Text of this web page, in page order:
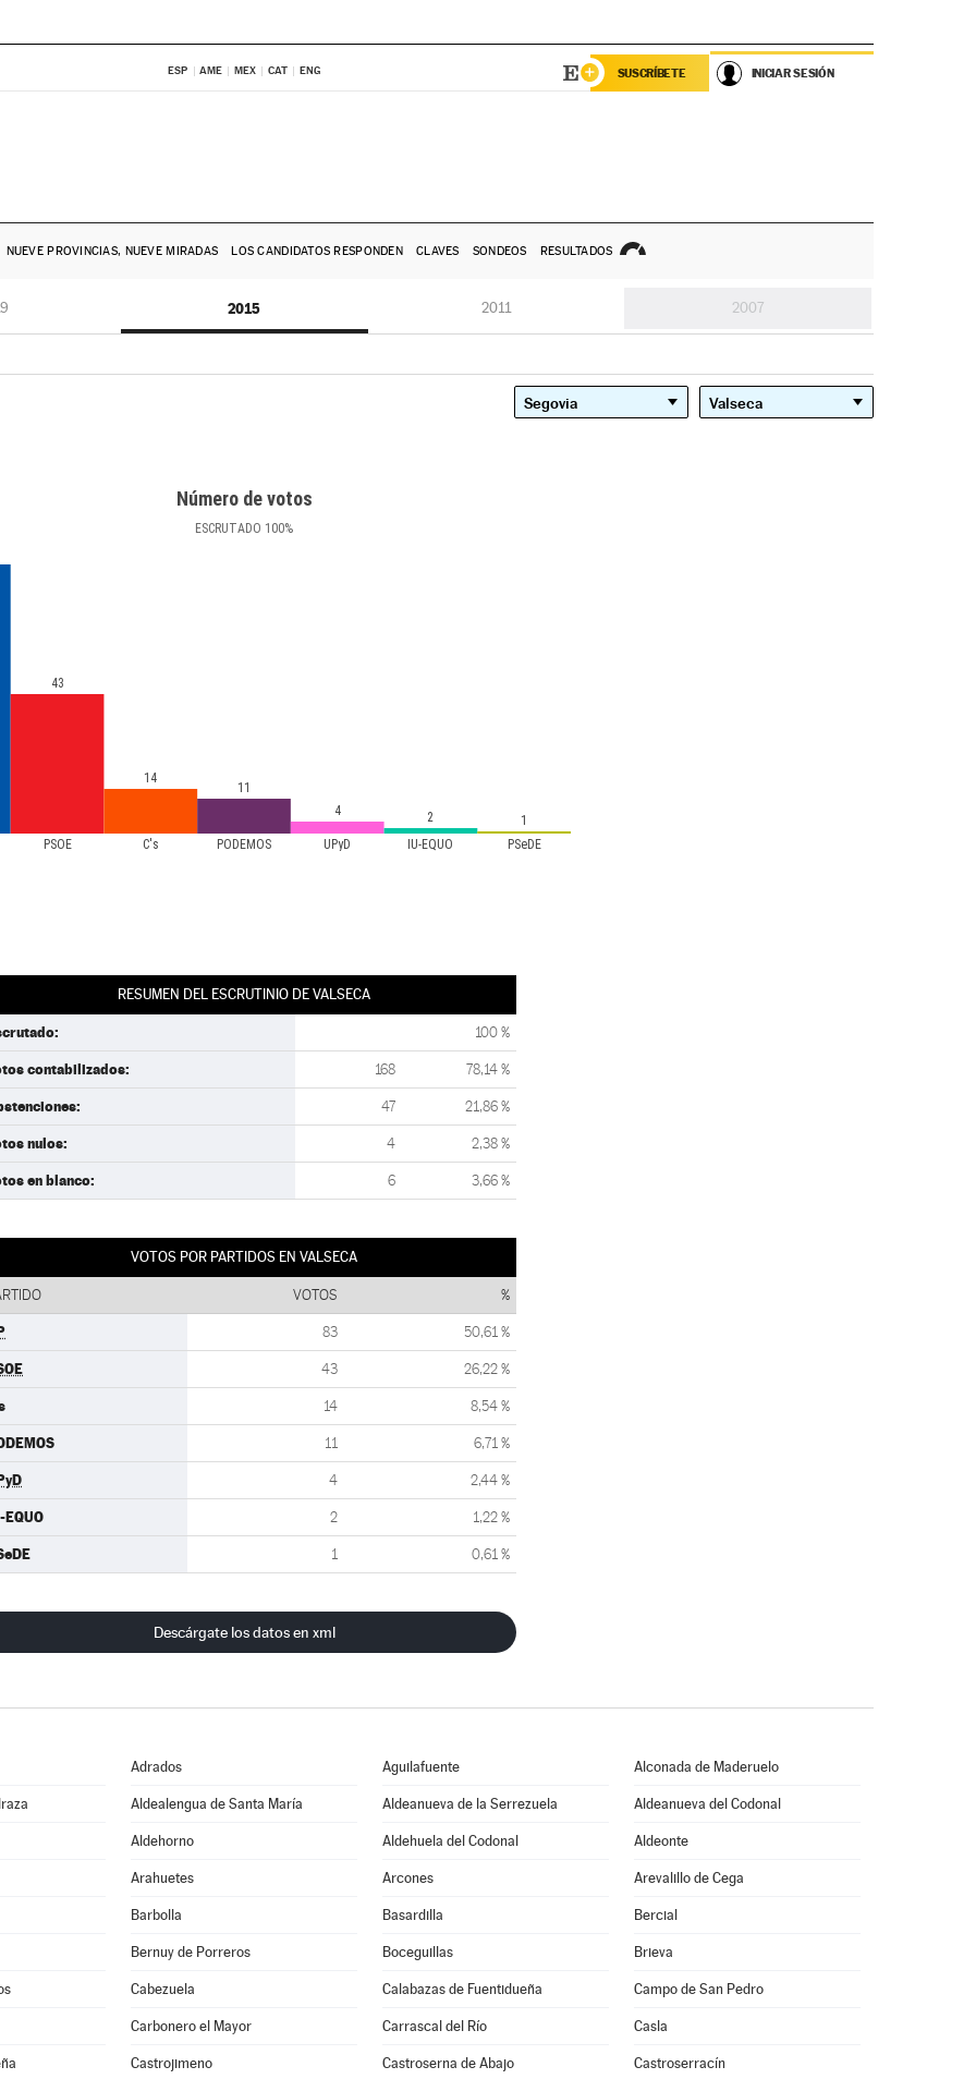
ESP AME MEX CAT ENG SUSCRÍBETE INICIAR SESIÓN
NUEVE PROVINCIAS, NUEVE MIRADAS LOS CANDIDATOS RESPONDEN CLAVES SONDEOS RESULTADOS
2015 2011 2007
Número de votos
ESCRUTADO 100%
PSOE C's PODEMOS UPyD IU-EQUO PSeDE
43
14
11
4
2 1
RESUMEN DEL ESCRUTINIO DE VALSECA
100 %
contabilizados: 168 78,14 %
47 21,86 %
nulos: 4 2,38 %
en blanco: 6 3,66 %
VOTOS POR PARTIDOS EN VALSECA
VOTOS %
83 50,61 %
43 26,22 %
14 8,54 %
11 6,71 %
4 2,44 %
EQUO 2 1,22 %
1 0,61 %
Descárgate los datos en xml
Adrados Aguilafuente Alconada de Maderuelo
Aldealengua de Santa María Aldeanueva de la Serrezuela Aldeanueva del Codonal
Aldehorno Aldehuela del Codonal Aldeonte
Arahuetes Arcones Arevalillo de Cega
Barbolla Basardilla Bercial
Bernuy de Porreros Boceguillas Brieva
Cabezuela Calabazas de Fuentidueña Campo de San Pedro
Carbonero el Mayor Carrascal del Río Casla
Castrojimeno Castroserna de Abajo Castroserracín